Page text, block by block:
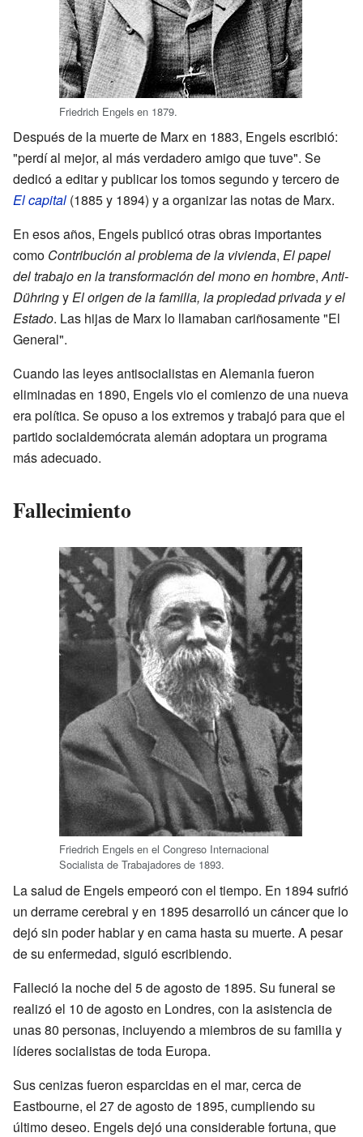
Friedrich Engels en 1879.
Después de la muerte de Marx en 1883, Engels escribió:
"perdí al mejor, al más verdadero amigo que tuve". Se
dedicó a editar y publicar los tomos segundo y tercero de
El capital (1885 y 1894) y a organizar las notas de Marx.
En esos años, Engels publicó otras obras importantes
como Contribución al problema de la vivienda, El papel
del trabajo en la transformación del mono en hombre,Anti-
DühringyEl origen de la familia, la propiedad privada y el
Estado. Las hijas de Marx lo llamaban cariñosamente "El
General".
Cuando las leyes antisocialistas en Alemania fueron
eliminadas en 1890, Engels vio el comienzo de una nueva
era política. Se opuso a los extremos y trabajó para que el
partido socialdemócrata alemán adoptara un programa
más adecuado.
Fallecimiento
Friedrich Engels en el Congreso Internacional
Socialista de Trabajadores de 1893.
La salud de Engels empeoró con el tiempo. En 1894 sufrió
un derrame cerebral y en 1895 desarrolló un cáncer que lo
dejó sin poder hablar y en cama hasta su muerte. A pesar
de su enfermedad, siguió escribiendo.
Falleció la noche del 5 de agosto de 1895. Su funeral se
realizó el 10 de agosto en Londres, con la asistencia de
unas 80 personas, incluyendo a miembros de su familia y
líderes socialistas de toda Europa.
Sus cenizas fueron esparcidas en el mar, cerca de
Eastbourne, el 27 de agosto de 1895, cumpliendo su
último deseo. Engels dejó una considerable fortuna, que